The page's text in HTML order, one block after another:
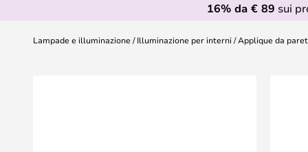
16% da € 89 sui
Lampade e illuminazione Illuminazione per interni Applique da